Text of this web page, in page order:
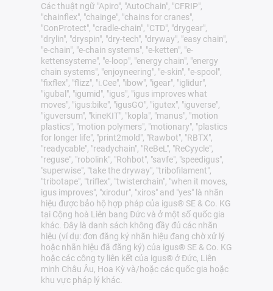
Các thuật ngữ "Apiro", "AutoChain", "CFRIP",
"chainflex", "chainge", "chains for cranes",
"ConProtect", "cradle-chain", "CTD", "drygear",
"drylin", "dryspin", "dry-tech", "dryway", "easy chain",
"e-chain", "e-chain systems", "e-ketten", "e-
kettensysteme", "e-loop", "energy chain", "energy
chain systems", "enjoyneering", "e-skin", "e-spool",
"fixflex", "flizz", "i.Cee", "ibow", "igear", "iglidur",
"igubal", "igumid", "igus", "igus improves what
moves", "igus:bike", "igusGO", "igutex", "iguverse",
"iguversum", "kineKIT", "kopla", "manus", "motion
plastics", "motion polymers", "motionary", "plastics
for longer life", "print2mold", "Rawbot", "RBTX",
"readycable", "readychain", "ReBeL", "ReCyycle",
"reguse", "robolink", "Rohbot", "savfe", "speedigus",
"superwise", "take the dryway", "tribofilament",
"tribotape", "triflex", "twisterchain", "when it moves,
igus improves", "xirodur", "xiros" and "yes" là nhãn
hiệu được bảo hộ hợp pháp của igus® SE & Co. KG
tại Cộng hoà Liên bang Đức và ở một số quốc gia
khác. Đây là danh sách không đầy đủ các nhãn
hiệu (ví dụ: đơn đăng ký nhãn hiệu đang chờ xử lý
hoặc nhãn hiệu đã đăng ký) của igus® SE & Co. KG
hoặc các công ty liên kết của igus® ở Đức, Liên
minh Châu Âu, Hoa Kỳ và/hoặc các quốc gia hoặc
khu vực pháp lý khác.